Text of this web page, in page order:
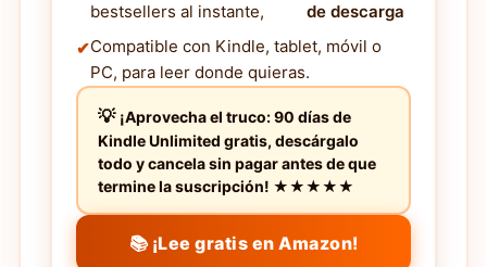
bestsellers al instante,
de descarga
Compatible con Kindle, tablet, móvil o
PC, para leer donde quieras.
¡Aprovecha el truco: 90 días de
Kindle Unlimited gratis, descárgalo
todo y cancela sin pagar antes de que
termine la suscripción! ★★★★★
📚 ¡Lee gratis en Amazon!